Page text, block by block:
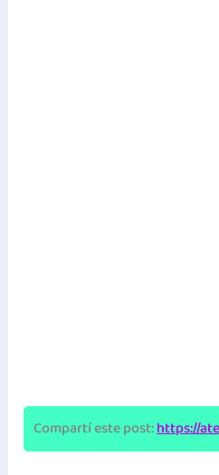
Compartí este post:https://